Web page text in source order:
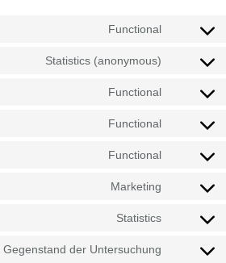
Functional
Statistics (anonymous)
Functional
Functional
Functional
Marketing
Statistics
Gegenstand der Untersuchung